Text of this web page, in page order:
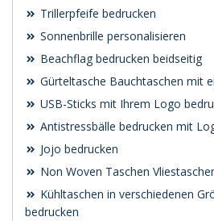
Trillerpfeife bedrucken
Sonnenbrille personalisieren
Beachflag bedrucken beidseitig
Gürteltasche Bauchtaschen mit
USB-Sticks mit Ihrem Logo
Antistressbälle bedrucken mit
Jojo bedrucken
Non Woven Taschen
Kühltaschen in verschiedenen
bedrucken